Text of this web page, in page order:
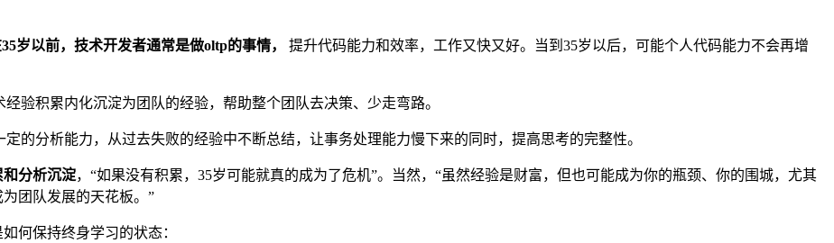
岁以前，技术开发者通常是做oltp的事情，
提升代码能力和效率，工作又快又好。当到35岁以后，可能个人代码能力不会再增
验积累内化沉淀为团队的经验，帮助整个团队去决策、少走弯路。
的分析能力，从过去失败的经验中不断总结，让事务处理能力慢下来的同时，提高思考的完整性。
和分析沉淀，“如果没有积累，35岁可能就真的成为了危机”。当然，“虽然经验是财富，但也可能成为你的瓶颈、你的围城，尤其
团队发展的天花板。”
何保持终身学习的状态：